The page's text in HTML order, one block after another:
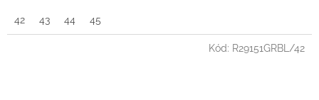
42 43 44 45
Kód: R29151GRBL/42